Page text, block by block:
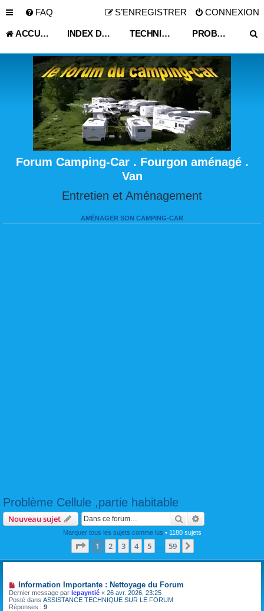
FAQ CONNEXION
S’ENREGISTRER
ACCUEIL INDEX DU FORUM TECHNIQUE VIE PRATIQUE PROBLÈME CELLULE ,PARTIE HABITABLE
Forum Camping-Car . Fourgon aménagé .
Van
Entretien et Aménagement
AMÉNAGER SON CAMPING-CAR
Problème Cellule ,partie habitable
Nouveau sujet Rechercher
Marquer tous les sujets comme lus • 1180 sujets
Page 1sur59
1 2 3 4 5 59
Information Importante : Nettoyage du Forum
Dernier message par lepayntié « 26 avr. 2026, 23:25
Posté dans ASSISTANCE TECHNIQUE SUR LE FORUM
Réponses : 9